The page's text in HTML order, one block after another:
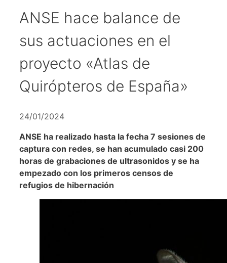
ANSE hace balance de
sus actuaciones en el
proyecto «Atlas de
Quirópteros de España»
24/01/2024
ANSE ha realizado hasta la fecha 7 sesiones de
captura con redes, se han acumulado casi 200
horas de grabaciones de ultrasonidos y se ha
empezado con los primeros censos de
refugios de hibernación